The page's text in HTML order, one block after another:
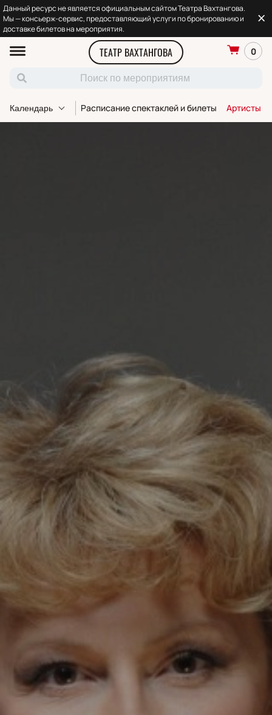
Данный ресурс не является официальным сайтом Театра Вахтангова.
Мы — консьерж-сервис, предоставляющий услуги по бронированию и
доставке билетов на мероприятия.
ТЕАТР ВАХТАНГОВА 0
Календарь Расписание спектаклей и билеты Артисты